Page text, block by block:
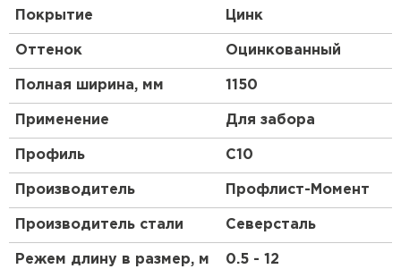
Порошковая покраска
Это технология окрашивания предварительно
оцинкованных стальных листов. Этот вид окраски
профиля позволяет добиться равномерного
окрашивания листа, несмотря на сложный рисунок
профиля. Порошковая краска устойчива к
механическим и химическим воздействиям,
обладает высокой стойкостью к ультрафиалету.
Для чего применеятся
Покрытие Цинк
Оттенок Оцинкованный
Полная ширина, мм 1150
Применение Для забора
Профиль C10
Производитель Профлист-Момент
Производитель стали Северсталь
Режем длину в размер, м 0.5 - 12